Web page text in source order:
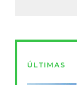
ÚLTIMAS